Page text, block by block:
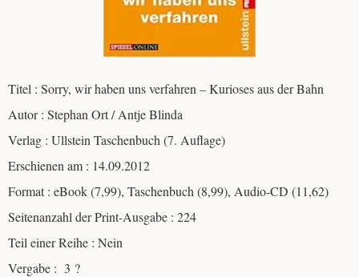
Titel : Sorry, wir haben uns verfahren – Kurioses aus der Bahn
Autor : Stephan Ort / Antje Blinda
Verlag : Ullstein Taschenbuch (7. Auflage)
Erschienen am : 14.09.2012
Format : eBook (7,99), Taschenbuch (8,99), Audio-CD (11,62)
Seitenanzahl der Print-Ausgabe : 224
Teil einer Reihe : Nein
Vergabe : 3 ?